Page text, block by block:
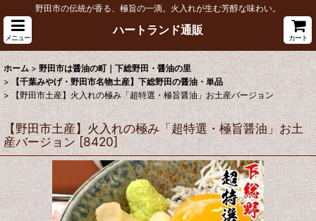
野田市の伝統が香る、極旨の一滴。火入れが生む芳醇な味わい。
メニュー
ハートランド通販
カート
ホーム > 野田市は醤油の町｜下総野田・醤油の里
> 【千葉みやげ・野田市名物土産】下総野田の醤油・単品
> 【野田市土産】火入れの極み「超特選・極旨醤油」お土産バージョン
【野田市土産】火入れの極み「超特選・極旨醤油」お土
産バージョン [8420]